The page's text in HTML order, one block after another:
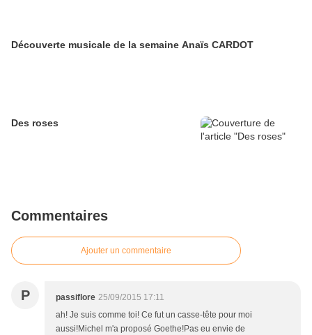
Découverte musicale de la semaine Anaïs CARDOT
Des roses
Commentaires
Ajouter un commentaire
P passiflore 25/09/2015 17:11
ah! Je suis comme toi! Ce fut un casse-tête pour moi
aussi!Michel m'a proposé Goethe!Pas eu envie de